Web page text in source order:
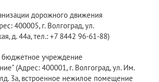
дорожного движения
400005, г. Волгоград, ул.
д. 44а, тел.: +7 8442 96-61-88)
учреждение
(Адрес: 400001, г. Волгоград, ул. Им.
3а, встроенное нежилое помещение